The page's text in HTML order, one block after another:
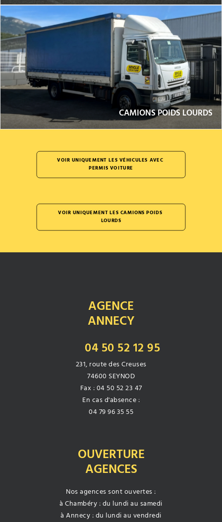
CAMIONS POIDS LOURDS
VOIR UNIQUEMENT LES VÉHICULES AVEC
PERMIS VOITURE
VOIR UNIQUEMENT LES CAMIONS POIDS
LOURDS
AGENCE
ANNECY
04 50 52 12 95
231, route des Creuses
74600 SEYNOD
Fax : 04 50 52 23 47
En cas d'absence :
04 79 96 35 55
OUVERTURE
AGENCES
Nos agences sont ouvertes :
à Chambéry : du lundi au samedi
à Annecy : du lundi au vendredi